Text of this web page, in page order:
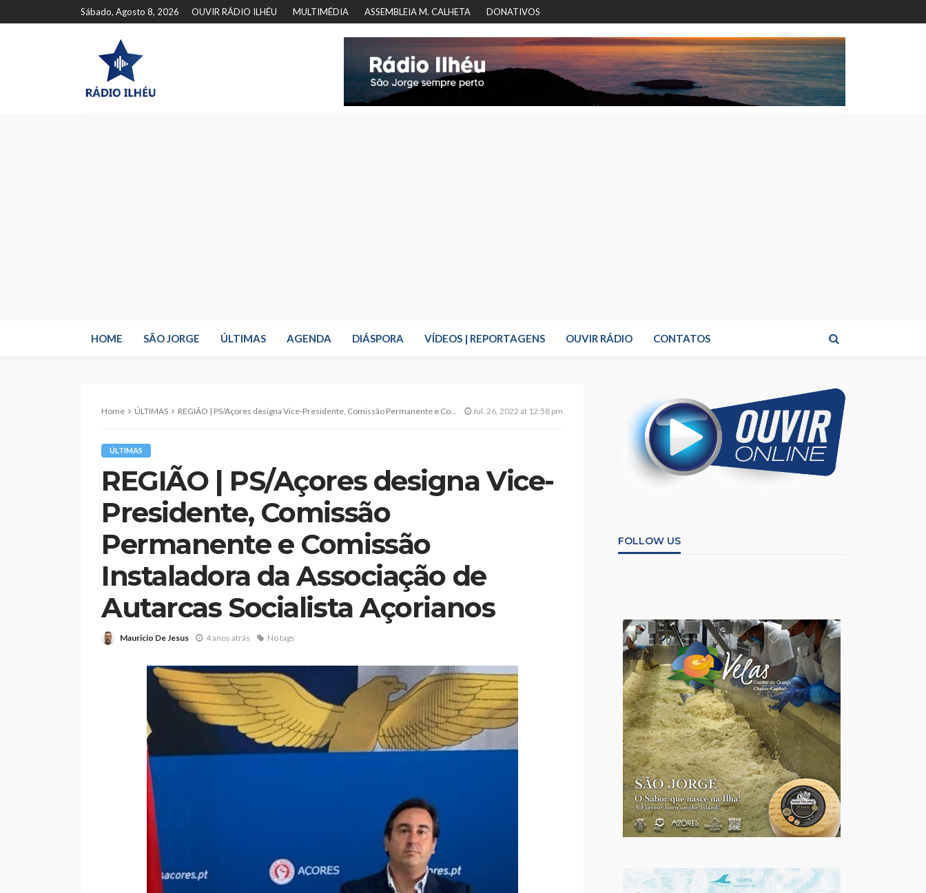
Sábado, Agosto 8, 2026 OUVIR RÁDIO ILHÉU MULTIMÉDIA ASSEMBLEIA M. CALHETA DONATIVOS
HOME SÃO JORGE ÚLTIMAS AGENDA DIÁSPORA VÍDEOS | REPORTAGENS OUVIR RÁDIO CONTATOS
Home ÚLTIMAS REGIÃO | PS/Açores designa Vice-Presidente, Comissão Permanente e Comissão Instaladora da Associação de Autarcas Socialista Açorianos Jul. 26, 2022 at 12:58 pm
ÚLTIMAS
REGIÃO | PS/Açores designa Vice-
Presidente, Comissão
Permanente e Comissão
Instaladora da Associação de
Autarcas Socialista Açorianos
Mauricio De Jesus 4 anos atrás No tags
FOLLOW US